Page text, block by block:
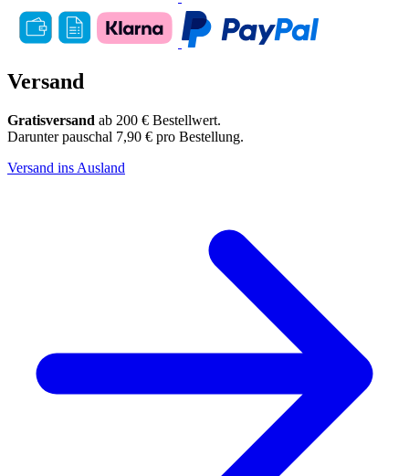
Versand
Gratisversand ab 200 € Bestellwert.
Darunter pauschal 7,90 € pro Bestellung.
Versand ins Ausland